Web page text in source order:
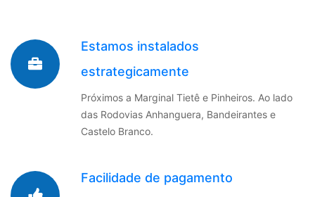
Estamos instalados
estrategicamente
Próximos a Marginal Tietê e Pinheiros. Ao lado
das Rodovias Anhanguera, Bandeirantes e
Castelo Branco.
Facilidade de pagamento